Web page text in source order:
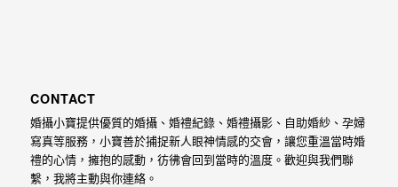
CONTACT
婚攝小寶提供優質的婚攝、婚禮紀錄、婚禮攝影、自助婚紗、孕婦
寫真等服務，小寶善於捕捉新人眼神情感的交會，讓您重溫當時婚
禮的心情，擁抱的感動，彷彿會回到當時的溫度。歡迎與我們聯
繫，我將主動與你連絡。